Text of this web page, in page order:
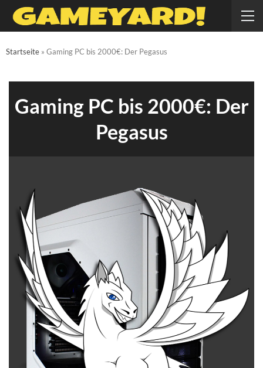
Startseite » Gaming PC bis 2000€: Der Pegasus
Gaming PC bis 2000€: Der
Pegasus